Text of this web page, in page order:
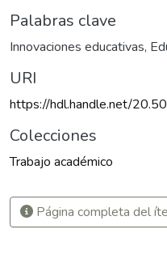
Palabras clave
Innovaciones educativas,
URI
https://hdl.handle.net/
Colecciones
Trabajo académico
Página completa del